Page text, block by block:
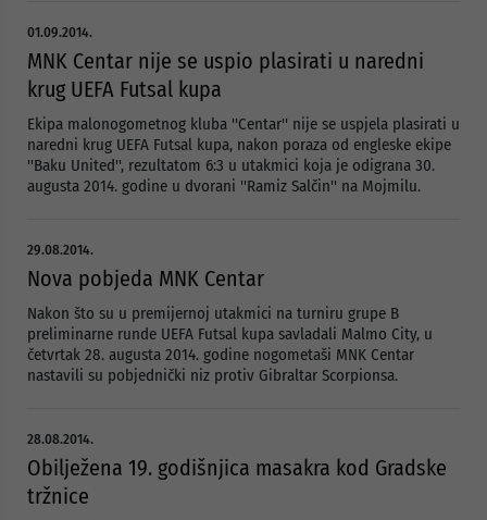
01.09.2014.
MNK Centar nije se uspio plasirati u naredni
krug UEFA Futsal kupa
Ekipa malonogometnog kluba ''Centar'' nije se uspjela plasirati u
naredni krug UEFA Futsal kupa, nakon poraza od engleske ekipe
''Baku United'', rezultatom 6:3 u utakmici koja je odigrana 30.
augusta 2014. godine u dvorani ''Ramiz Salčin'' na Mojmilu.
29.08.2014.
Nova pobjeda MNK Centar
Nakon što su u premijernoj utakmici na turniru grupe B
preliminarne runde UEFA Futsal kupa savladali Malmo City, u
četvrtak 28. augusta 2014. godine nogometaši MNK Centar
nastavili su pobjednički niz protiv Gibraltar Scorpionsa.
28.08.2014.
Obilježena 19. godišnjica masakra kod Gradske
tržnice